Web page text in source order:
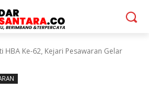
HBA Ke-62, Kejari Pesawaran Gelar